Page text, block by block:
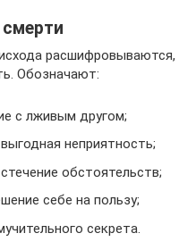
расшифровываются,
Обозначают:
с лживым другом;
неприятность;
обстоятельств;
себе на пользу;
секрета.